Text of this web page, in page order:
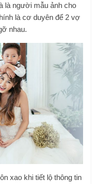
là người mẫu ảnh cho
là cơ duyên để 2 vợ
nhau.
xao khi tiết lộ thông tin